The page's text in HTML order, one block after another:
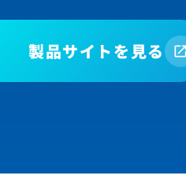
製品サイトを見る